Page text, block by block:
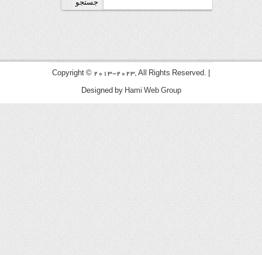
برای:
Copyright © 2013-2023, All Rights Reserved. |
Designed by Hami Web Group